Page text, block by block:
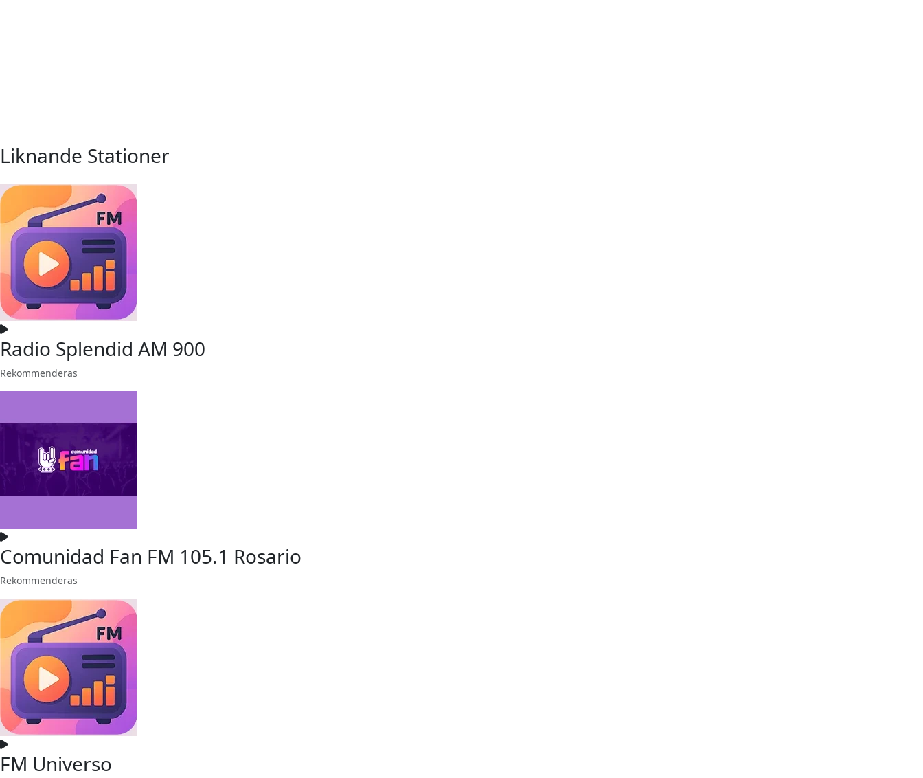
Liknande Stationer
Radio Splendid AM 900
Rekommenderas
Comunidad Fan FM 105.1 Rosario
Rekommenderas
FM Universo